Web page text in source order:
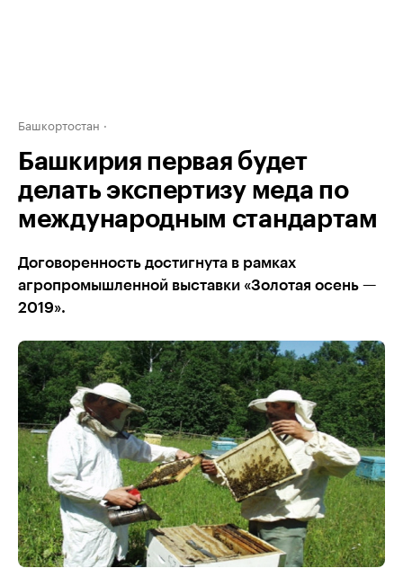
Башкортостан
Башкирия первая будет
делать экспертизу меда по
международным стандартам
Договоренность достигнута в рамках
агропромышленной выставки «Золотая осень —
2019».